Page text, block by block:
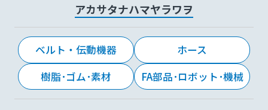
アカサタナハマヤラワヲ
ベルト・伝動機器
ホース
樹脂･ゴム･素材
FA部品･ロボット･機械